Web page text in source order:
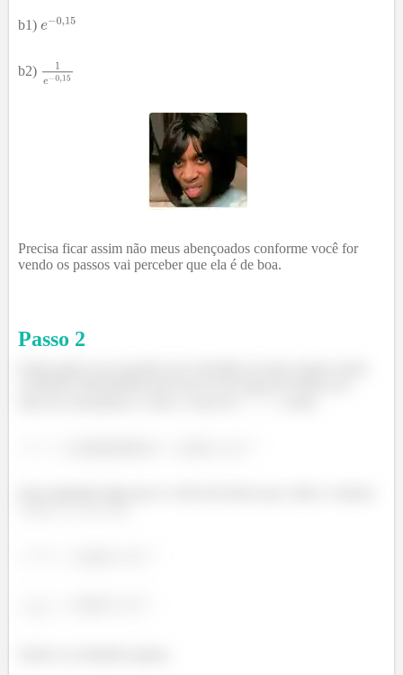
b1)
b2)
Precisa ficar assim não meus abençoados conforme você for
vendo os passos vai perceber que ela é de boa.
Passo 2